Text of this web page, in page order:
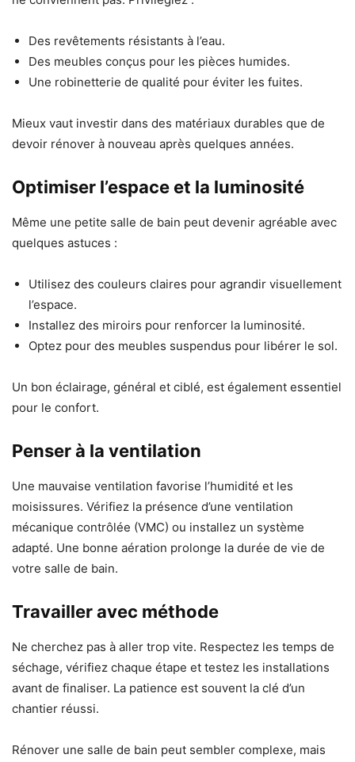
Des revêtements résistants à l’eau.
Des meubles conçus pour les pièces humides.
Une robinetterie de qualité pour éviter les fuites.
Mieux vaut investir dans des matériaux durables que de
devoir rénover à nouveau après quelques années.
Optimiser l’espace et la luminosité
Même une petite salle de bain peut devenir agréable avec
quelques astuces :
Utilisez des couleurs claires pour agrandir visuellement
l’espace.
Installez des miroirs pour renforcer la luminosité.
Optez pour des meubles suspendus pour libérer le sol.
Un bon éclairage, général et ciblé, est également essentiel
pour le confort.
Penser à la ventilation
Une mauvaise ventilation favorise l’humidité et les
moisissures. Vérifiez la présence d’une ventilation
mécanique contrôlée (VMC) ou installez un système
adapté. Une bonne aération prolonge la durée de vie de
votre salle de bain.
Travailler avec méthode
Ne cherchez pas à aller trop vite. Respectez les temps de
séchage, vérifiez chaque étape et testez les installations
avant de finaliser. La patience est souvent la clé d’un
chantier réussi.
Rénover une salle de bain peut sembler complexe, mais